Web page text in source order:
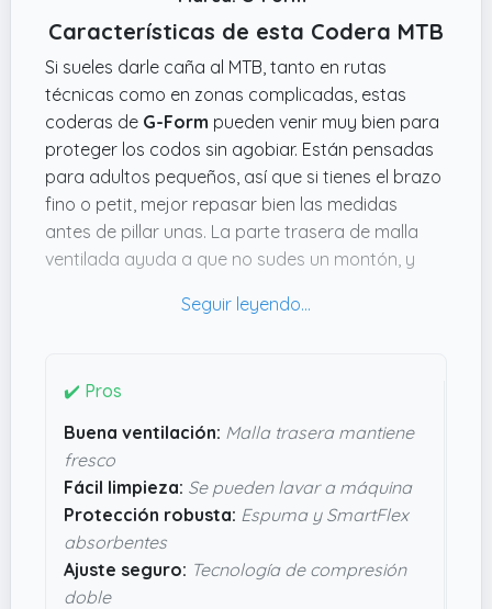
Características de esta Codera MTB
Si sueles darle caña al MTB, tanto en rutas
técnicas como en zonas complicadas, estas
coderas de G-Form pueden venir muy bien para
proteger los codos sin agobiar. Están pensadas
para adultos pequeños, así que si tienes el brazo
fino o petit, mejor repasar bien las medidas
antes de pillar unas. La parte trasera de malla
ventilada ayuda a que no sudes un montón, y
para mantenerlas frescas tras las rutas más
resistente parece bastante sólido para aguantar
golpes y rozaduras sin que se te deshagan al
primer uso. Además, el tejido de compresión
doble mantiene la codera fija y cómoda, algo
clave cuando estás dando pedales o bajando a
tope. Si buscas algo funcional y que no te
moleste mientras ruedas, estas coderas cumplen
sin complicaciones.
✔️ Pros
Buena ventilación: Malla trasera mantiene
fresco
Fácil limpieza: Se pueden lavar a máquina
Protección robusta: Espuma y SmartFlex
absorbentes
Ajuste seguro: Tecnología de compresión
doble